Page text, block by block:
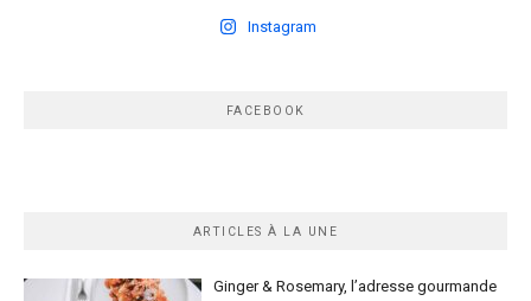
Instagram
FACEBOOK
ARTICLES À LA UNE
Ginger & Rosemary, l’adresse gourmande